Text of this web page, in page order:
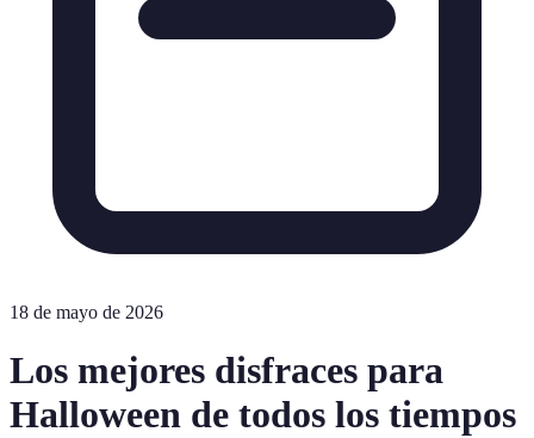
18 de mayo de 2026
Los mejores disfraces para
Halloween de todos los tiempos